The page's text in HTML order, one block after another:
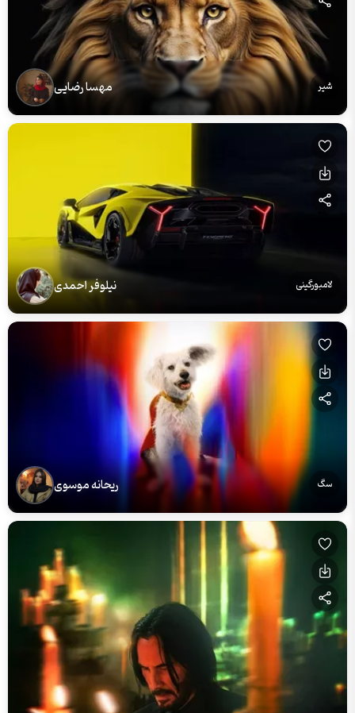
شیر مهسا رضایی
لامبورگینی نیلوفر احمدی
سگ ریحانه موسوی